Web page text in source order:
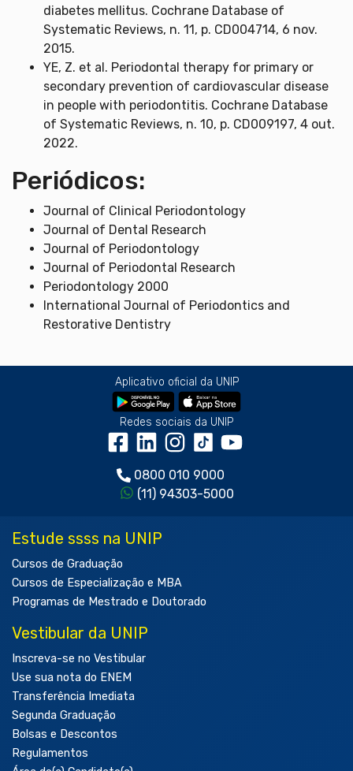
diabetes mellitus. Cochrane Database of
Systematic Reviews, n. 11, p. CD004714, 6 nov.
2015.
YE, Z. et al. Periodontal therapy for primary or
secondary prevention of cardiovascular disease
in people with periodontitis. Cochrane Database
of Systematic Reviews, n. 10, p. CD009197, 4 out.
2022.
Periódicos:
Journal of Clinical Periodontology
Journal of Dental Research
Journal of Periodontology
Journal of Periodontal Research
Periodontology 2000
International Journal of Periodontics and
Restorative Dentistry
Aplicativo oficial da UNIP
Redes sociais da UNIP
0800 010 9000
(11) 94303-5000
Estude ssss na UNIP
Cursos de Graduação
Cursos de Especialização e MBA
Programas de Mestrado e Doutorado
Vestibular da UNIP
Inscreva-se no Vestibular
Use sua nota do ENEM
Transferência Imediata
Segunda Graduação
Bolsas e Descontos
Regulamentos